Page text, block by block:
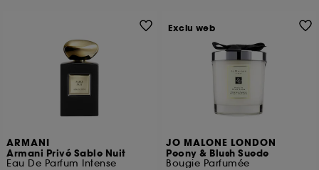
ARMANI
Armani Privé Sable Nuit
Eau De Parfum Intense
JO MALONE LONDON
Peony & Blush Suede
Bougie Parfumée
Exclu web